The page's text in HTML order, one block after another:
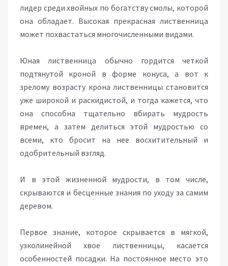
лидер среди хвойных по богатству смолы, которой
она обладает. Высокая прекрасная лиственница
может похвастаться многочисленными видами.
Юная лиственница обычно гордится четкой
подтянутой кроной в форме конуса, а вот к
зрелому возрасту крона лиственницы становится
уже широкой и раскидистой, и тогда кажется, что
она способна тщательно вбирать мудрость
времен, а затем делиться этой мудростью со
всеми, кто бросит на нее восхитительный и
одобрительный взгляд.
И в этой жизненной мудрости, в том числе,
скрываются и бесценные знания по уходу за самим
деревом.
Первое знание, которое скрывается в мягкой,
узколинейной хвое лиственницы, касается
особенностей посадки. На постоянное место это